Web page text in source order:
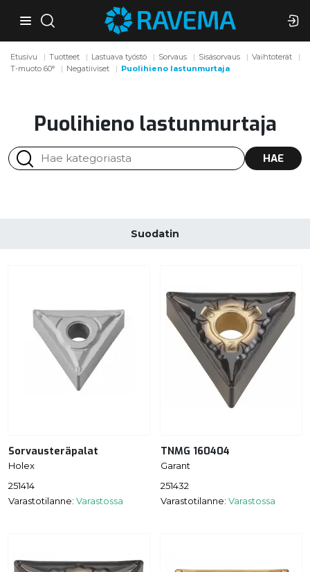
Etusivu Tuotteet Lastuava työstö Sorvaus Sisäsorvaus
Vaihtoterät
T-muoto 60°
Negatiiviset Puolihieno lastunmurtaja
Puolihieno lastunmurtaja
HAE
Suodatin
Sorvausteräpalat
Holex
251414
Varastotilanne: Varastossa
TNMG 160404
Garant
251432
Varastotilanne: Varastossa